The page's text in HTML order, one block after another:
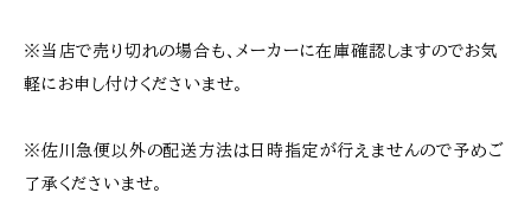
※当店で売り切れの場合も、メーカーに在庫確認しますのでお気
軽にお申し付けくださいませ。
※佐川急便以外の配送方法は日時指定が行えませんので予めご
了承くださいませ。